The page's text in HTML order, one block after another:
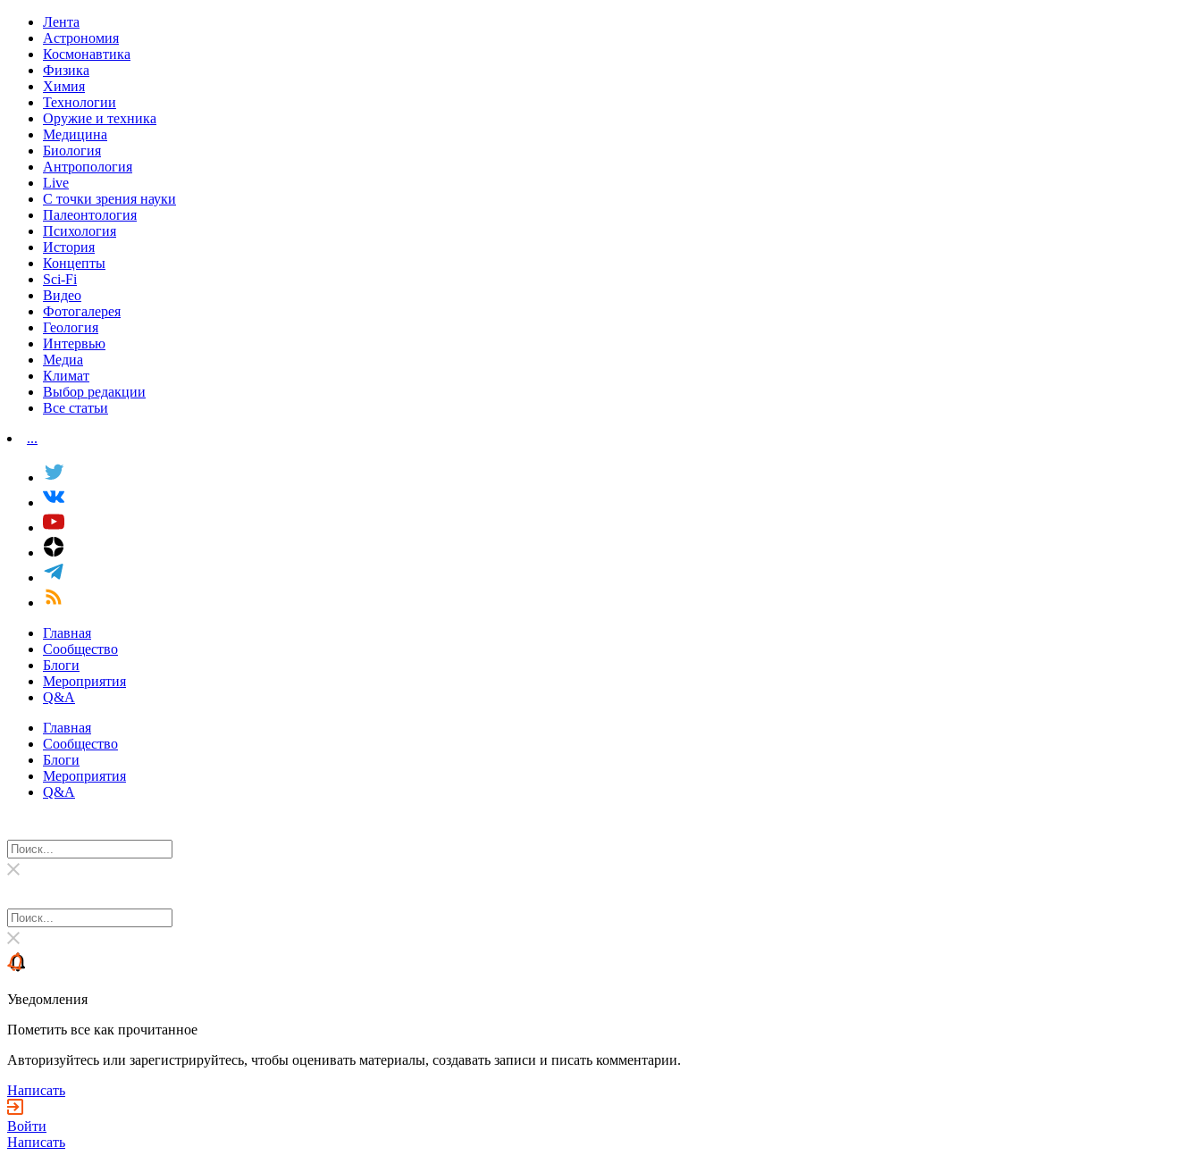
Лента
Астрономия
Космонавтика
Физика
Химия
Технологии
Оружие и техника
Медицина
Биология
Антропология
Live
С точки зрения науки
Палеонтология
Психология
История
Концепты
Sci-Fi
Видео
Фотогалерея
Геология
Интервью
Медиа
Климат
Выбор редакции
Все статьи
...
Главная
Сообщество
Блоги
Мероприятия
Q&A
Главная
Сообщество
Блоги
Мероприятия
Q&A
Уведомления
Пометить все как прочитанное
Авторизуйтесь или зарегистрируйтесь, чтобы оценивать материалы, создавать записи и писать комментарии.
Написать
Войти
Написать